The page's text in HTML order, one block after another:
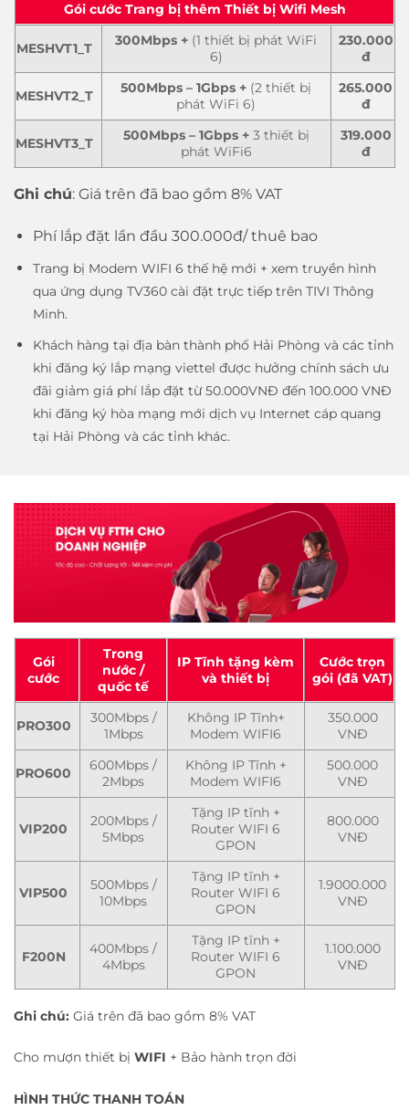
Gói cước Trang bị thêm Thiết bị Wifi Mesh
MESHVT1_T 300Mbps + (1 thiết bị phát WiFi
6)
230.000
đ
MESHVT2_T
500Mbps – 1Gbps + (2 thiết bị
phát WiFi 6)
265.000
đ
MESHVT3_T 500Mbps – 1Gbps + 3 thiết bị
phát WiFi6
319.000
đ
Ghi chú: Giá trên đã bao gồm 8% VAT
Phí lắp đặt lần đầu 300.000đ/ thuê bao
Trang bị Modem WIFI 6 thế hệ mới + xem truyền hình
qua ứng dụng TV360 cài đặt trực tiếp trên TIVI Thông
Minh.
Khách hàng tại địa bàn thành phố Hải Phòng và các tỉnh
khi đăng ký lắp mạng viettel được hưởng chính sách ưu
đãi giảm giá phí lắp đặt từ 50.000VNĐ đến 100.000 VNĐ
khi đăng ký hòa mạng mới dịch vụ Internet cáp quang
tại Hải Phòng và các tỉnh khác.
Gói
cước
Trong
nước /
quốc tế
IP Tĩnh tặng kèm
và thiết bị
Cước trọn
gói (đã VAT)
PRO300
300Mbps /
1Mbps
Không IP Tĩnh+
Modem WIFI6
350.000
VNĐ
PRO600
600Mbps /
2Mbps
Không IP Tĩnh +
Modem WIFI6
500.000
VNĐ
VIP200
200Mbps /
5Mbps
Tặng IP tĩnh +
Router WIFI 6
GPON
800.000
VNĐ
VIP500
500Mbps /
10Mbps
Tặng IP tĩnh +
Router WIFI 6
GPON
1.9000.000
VNĐ
F200N
400Mbps /
4Mbps
Tặng IP tĩnh +
Router WIFI 6
GPON
1.100.000
VNĐ
Ghi chú: Giá trên đã bao gồm 8% VAT
Cho mượn thiết bị WIFI + Bảo hành trọn đời
HÌNH THỨC THANH TOÁN